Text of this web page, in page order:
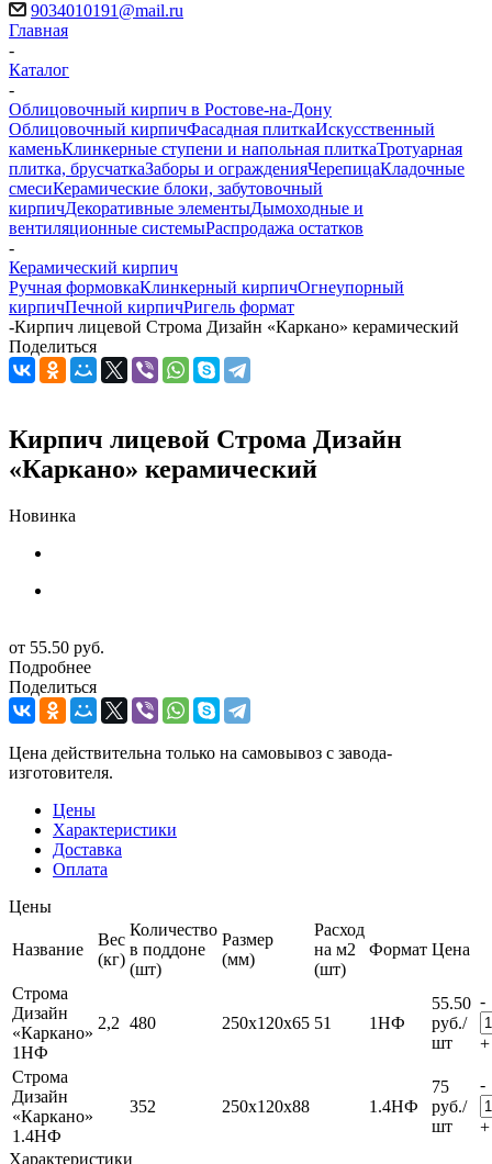
9034010191@mail.ru
Главная
-
Каталог
-
Облицовочный кирпич в Ростове-на-Дону
Облицовочный кирпичФасадная плиткаИскусственный
каменьКлинкерные ступени и напольная плиткаТротуарная
плитка, брусчаткаЗаборы и огражденияЧерепицаКладочные
смесиКерамические блоки, забутовочный
кирпичДекоративные элементыДымоходные и
вентиляционные системыРаспродажа остатков
-
Керамический кирпич
Ручная формовкаКлинкерный кирпичОгнеупорный
кирпичПечной кирпичРигель формат
-Кирпич лицевой Строма Дизайн «Каркано» керамический
Поделиться
Кирпич лицевой Строма Дизайн
«Каркано» керамический
Новинка
от 55.50 руб.
Подробнее
Поделиться
Цена действительна только на самовывоз с завода-
изготовителя.
Цены
Характеристики
Доставка
Оплата
Цены
Название
Вес
(кг)
Количество
в поддоне
(шт)
Размер
(мм)
Расход
на м2
(шт)
Формат Цена
Строма
Дизайн
«Каркано»
1НФ
2,2 480 250x120x65 51 1НФ
55.50
руб./
шт
-
+
Строма
Дизайн
«Каркано»
1.4НФ
352 250x120x88 1.4НФ
75
руб./
шт
-
+
Характеристики